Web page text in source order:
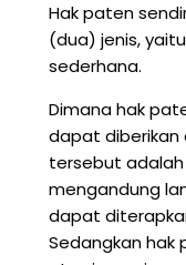
Hak paten
(dua) jenis,
sederhana.
Dimana hak
dapat diberikan
tersebut adalah
mengandung
dapat
Sedangkan hak